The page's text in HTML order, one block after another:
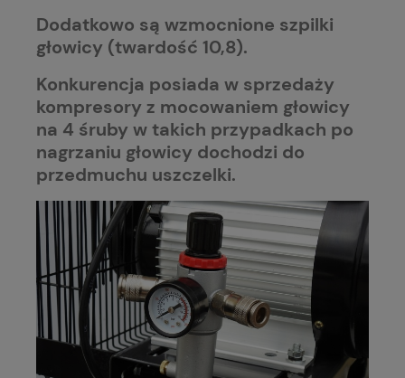
Dodatkowo są wzmocnione szpilki
głowicy (twardość 10,8).
Konkurencja posiada w sprzedaży
kompresory z mocowaniem głowicy
na 4 śruby w takich przypadkach po
nagrzaniu głowicy dochodzi do
przedmuchu uszczelki.